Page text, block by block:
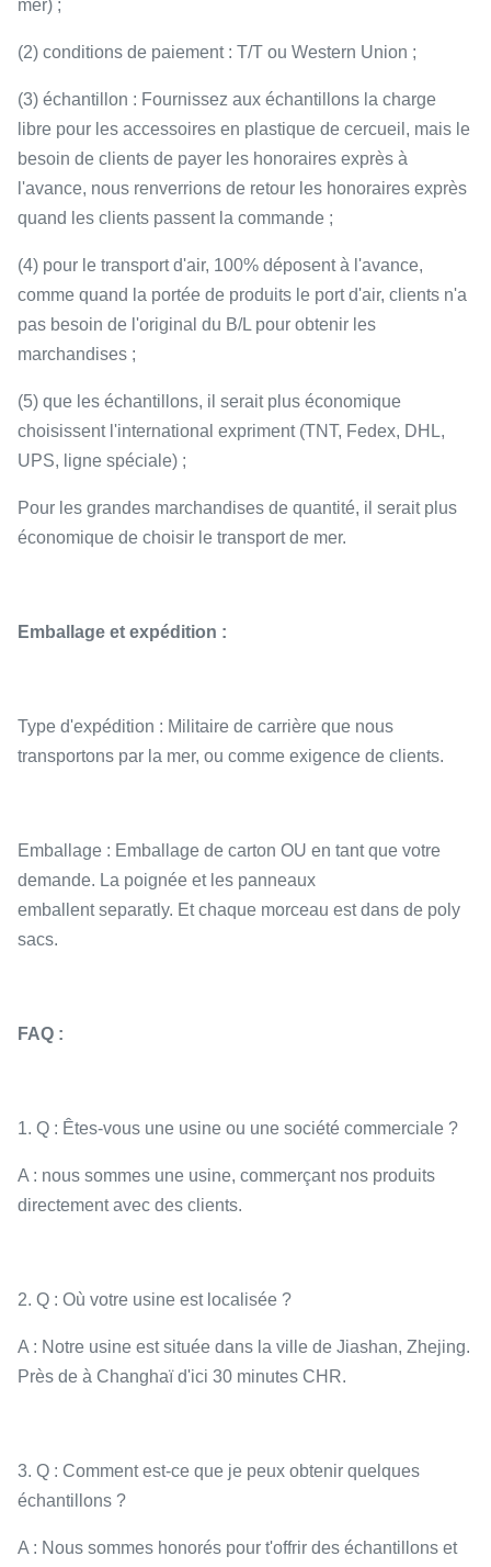
mer) ;
(2) conditions de paiement : T/T ou Western Union ;
(3) échantillon : Fournissez aux échantillons la charge
libre pour les accessoires en plastique de cercueil, mais le
besoin de clients de payer les honoraires exprès à
l'avance, nous renverrions de retour les honoraires exprès
quand les clients passent la commande ;
(4) pour le transport d'air, 100% déposent à l'avance,
comme quand la portée de produits le port d'air, clients n'a
pas besoin de l'original du B/L pour obtenir les
marchandises ;
(5) que les échantillons, il serait plus économique
choisissent l'international expriment (TNT, Fedex, DHL,
UPS, ligne spéciale) ;
Pour les grandes marchandises de quantité, il serait plus
économique de choisir le transport de mer.
Emballage et expédition :
Type d'expédition : Militaire de carrière que nous
transportons par la mer, ou comme exigence de clients.
Emballage : Emballage de carton OU en tant que votre
demande. La poignée et les panneaux
emballent separatly. Et chaque morceau est dans de poly
sacs.
FAQ :
1. Q : Êtes-vous une usine ou une société commerciale ?
A : nous sommes une usine, commerçant nos produits
directement avec des clients.
2. Q : Où votre usine est localisée ?
A : Notre usine est située dans la ville de Jiashan, Zhejing.
Près de à Changhaï d'ici 30 minutes CHR.
3. Q : Comment est-ce que je peux obtenir quelques
échantillons ?
A : Nous sommes honorés pour t'offrir des échantillons et